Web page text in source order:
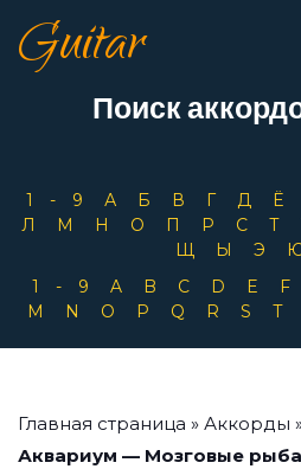
Guitar
Поиск
1-9 А Б В Г Д Ё
Л
М Н О П Р С Т
Щ
Ы Э
1-9
A B C D E F
M
N O P Q R S T
Главная страница » Аккорды
Аквариум — Мозговые